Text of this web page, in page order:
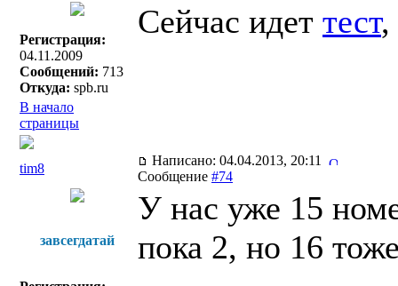
Регистрация:
04.11.2009
Сообщений: 713
Откуда: spb.ru
Сейчас идет тест,
В начало
страницы
tim8
Написано: 04.04.2013, 20:11
Сообщение #74
завсегдатай
У нас уже 15
пока 2, но 16